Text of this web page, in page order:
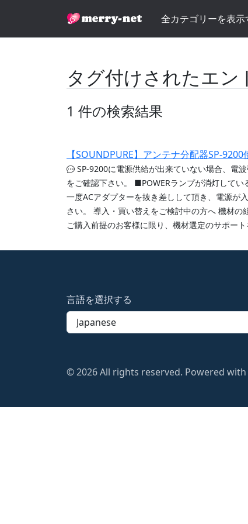
全カテゴリーを表示
タグ付けされたエン
1 件の検索結果
【SOUNDPURE】アンテナ分配器SP-
SP-9200に電源供給が出来ていない場合、電
をご確認下さい。 ■POWERランプが消灯して
一度ACアダプターを抜き差しして頂き、電源が
さい。 導入・買い替えをご検討中の方へ 機材
ご購入前提のお客様に限り、機材選定のサポー
言語を選択する
© 2026 All rights reserved. Powered